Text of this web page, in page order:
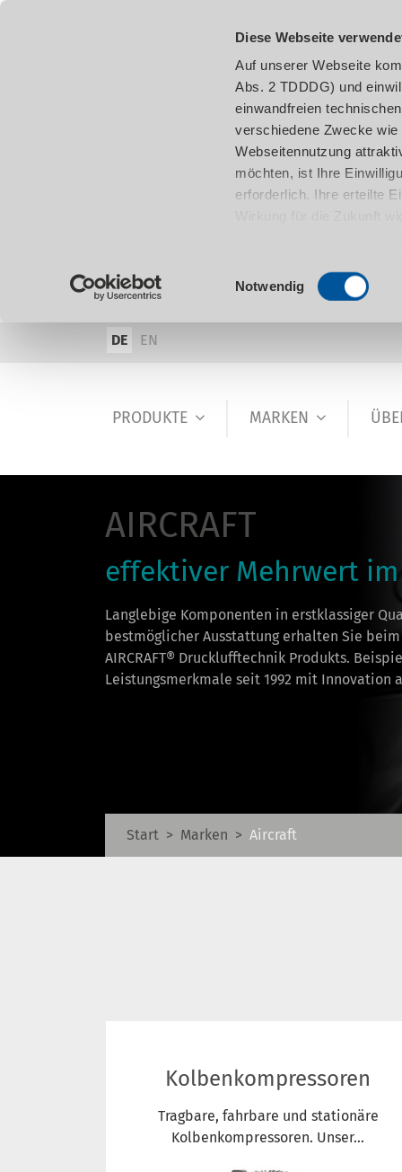
Diese Webseite
Auf unserer Webseite
Abs. 2 TDDDG) und
einwandfreien
verschiedene Zwecke
Webseitennutzung
möchten, ist Ihre
erforderlich. Ihre erteilte
Einwilligungsauswahl
Notwendig
DE EN
PRODUKTE MARKEN
Start Marken Aircraft
AIRCRAFT
effektiver Mehrwert
Langlebige Komponenten in erstklassiger
bestmöglicher Ausstattung erhalten Sie beim
AIRCRAFT® Drucklufftechnik Produkts.
Leistungsmerkmale seit 1992 mit Innovation
Kolbenkompressoren
Tragbare, fahrbare und stationäre
Kolbenkompressoren. Unser...